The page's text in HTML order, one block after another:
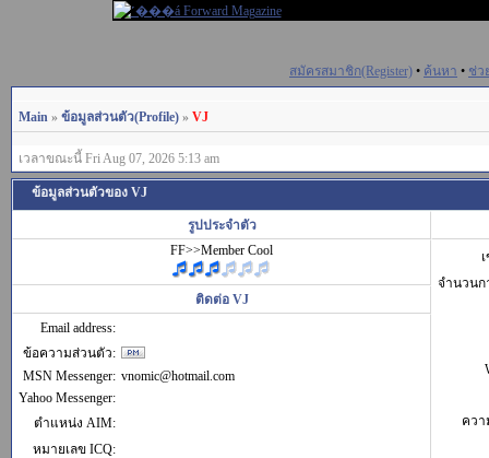
สมัครสมาชิก(Register) • ค้นหา • ช่ว
Main » ข้อมูลส่วนตัว(Profile) » VJ
เวลาขณะนี้ Fri Aug 07, 2026 5:13 am
ข้อมูลส่วนตัวของ VJ
รูปประจำตัว
FF>>Member Cool
จำนวน
คว
ติดต่อ VJ
Email address:
ข้อความส่วนตัว:
MSN Messenger: vnomic@hotmail.com
Yahoo Messenger:
ตำแหน่ง AIM:
หมายเลข ICQ: